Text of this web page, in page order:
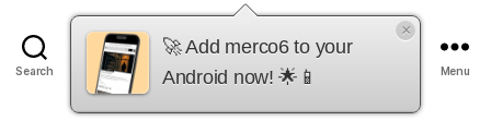
Search
merco6
Menu
🚀 Add merco6 to your
Android now! 🌟📱
×